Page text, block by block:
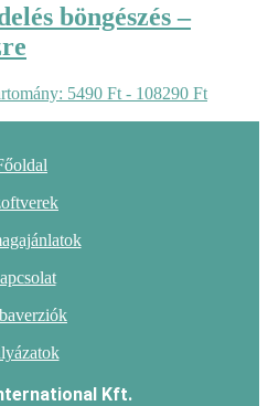
böngészés –
5490 Ft - 108290 Ft
Kft.